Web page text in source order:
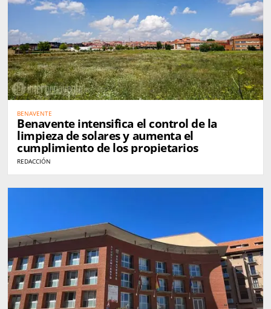
BENAVENTE
Benavente intensifica el control de la
limpieza de solares y aumenta el
cumplimiento de los propietarios
REDACCIÓN